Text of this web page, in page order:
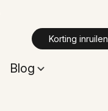
Korting inruilen
Blog